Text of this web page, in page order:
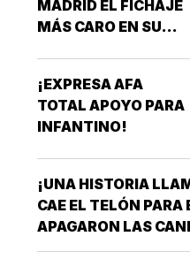
MADRID EL FICHAJE
MÁS CARO EN SU
¡EXPRESA AFA
TOTAL APOYO PARA
INFANTINO!
¡UNA HISTORIA
CAE EL TELÓN PARA
APAGARON LAS
TEMPORADA 2026